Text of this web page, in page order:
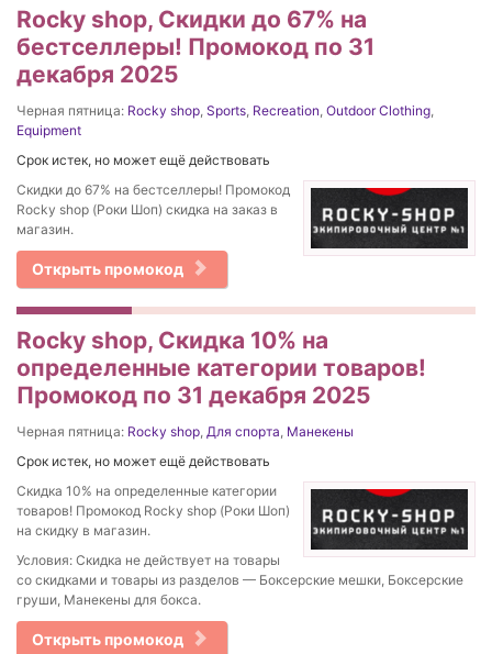
Rocky shop, Скидки до 67% на
бестселлеры! Промокод по 31
декабря 2025
Черная пятница: Rocky shop, Sports, Recreation, Outdoor Clothing,
Equipment
Срок истек, но может ещё действовать
Скидки до 67% на бестселлеры! Промокод
Rocky shop (Роки Шоп) скидка на заказ в
магазин.
Открыть промокод
Rocky shop, Скидка 10% на
определенные категории товаров!
Промокод по 31 декабря 2025
Черная пятница: Rocky shop, Для спорта, Манекены
Срок истек, но может ещё действовать
Скидка 10% на определенные категории
товаров! Промокод Rocky shop (Роки Шоп)
на скидку в магазин.
Условия: Скидка не действует на товары
со скидками и товары из разделов — Боксерские мешки, Боксерские
груши, Манекены для бокса.
Открыть промокод